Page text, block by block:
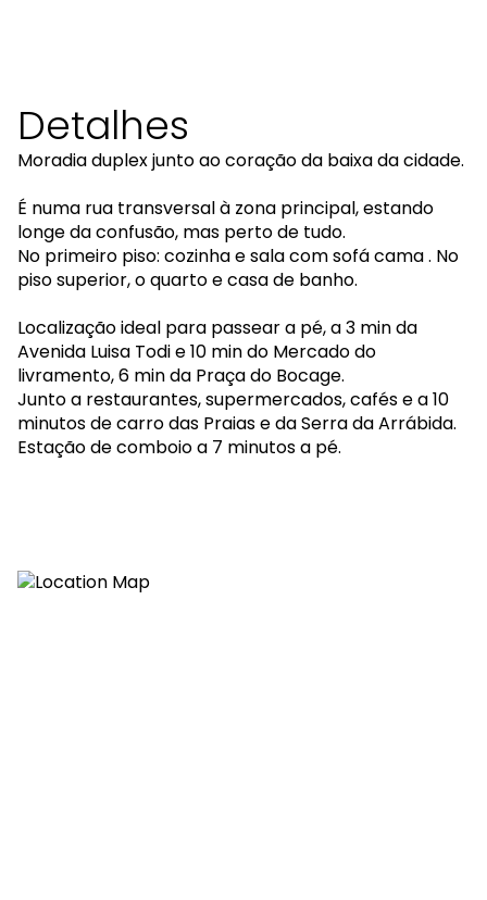
Detalhes
Moradia duplex junto ao coração da baixa da cidade.
É numa rua transversal à zona principal, estando
longe da confusão, mas perto de tudo.
No primeiro piso: cozinha e sala com sofá cama . No
piso superior, o quarto e casa de banho.
Localização ideal para passear a pé, a 3 min da
Avenida Luisa Todi e 10 min do Mercado do
livramento, 6 min da Praça do Bocage.
Junto a restaurantes, supermercados, cafés e a 10
minutos de carro das Praias e da Serra da Arrábida.
Estação de comboio a 7 minutos a pé.